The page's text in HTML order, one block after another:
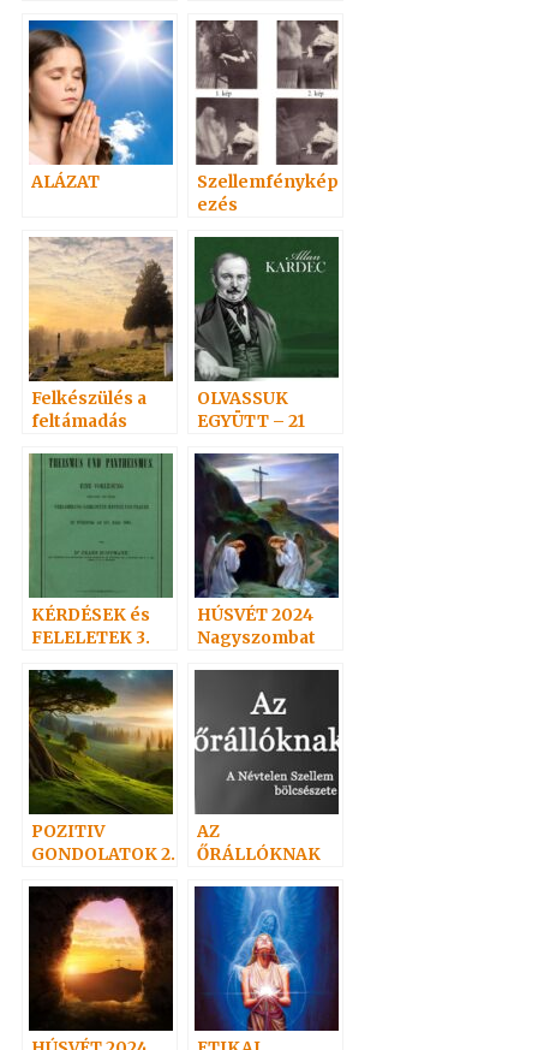
ALÁZAT
Szellemfénykép
ezés
Felkészülés a
feltámadás
Adai közlemény
OLVASSUK
EGYÜTT – 21
KÉRDÉSEK és
FELELETEK 3.
Hoffmann
professzor
HÚSVÉT 2024
Nagyszombat
POZITIV
GONDOLATOK 2.
AZ
ŐRÁLLÓKNAK